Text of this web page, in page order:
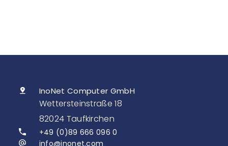
InoNet Computer GmbH
Wettersteinstraße 18
82024 Taufkirchen
+49 (0)89 666 096 0
info@inonet.com